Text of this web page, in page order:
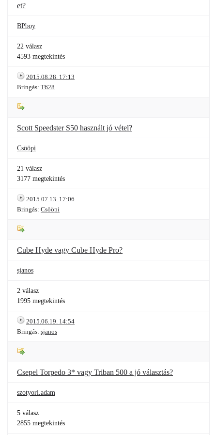
et?
BPboy
22 válasz
4593 megtekintés
2015.08.28. 17:13
Bringás: T628
Scott Speedster S50 használt jó vétel?
Csööpi
21 válasz
3177 megtekintés
2015.07.13. 17:06
Bringás: Csööpi
Cube Hyde vagy Cube Hyde Pro?
sjanos
2 válasz
1995 megtekintés
2015.06.19. 14:54
Bringás: sjanos
Csepel Torpedo 3* vagy Triban 500 a jó választás?
szotyori.adam
5 válasz
2855 megtekintés